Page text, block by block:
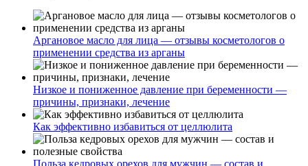
Аргановое масло для лица — отзывы косметологов о
применении средства из арганы
Низкое и пониженное давление при беременности —
причины, признаки, лечение
Как эффективно избавиться от целлюлита
Польза кедровых орехов для мужчин — состав и